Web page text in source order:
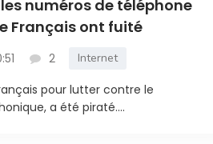
numéros de téléphone
Français ont fuité
2 Internet
pour lutter contre le
a été piraté....